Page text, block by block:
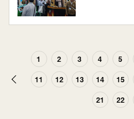
前
1 2 3 4 5
11
12 13 14 15
21
22